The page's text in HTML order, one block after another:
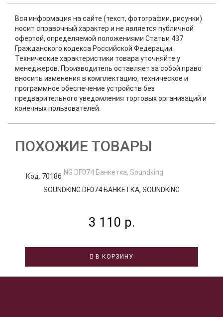
Вся информация на сайте (текст, фотографии, рисунки)
носит справочный характер и не является публичной
офертой, определяемой положениями Статьи 437
Гражданского кодекса Российской Федерации.
Технические характеристики товара уточняйте у
менеджеров. Производитель оставляет за собой право
вносить изменения в комплектацию, техническое и
программное обеспечение устройств без
предварительного уведомления торговых организаций и
конечных пользователей.
ПОХОЖИЕ ТОВАРЫ
Код: 70186
SOUNDKING DF074 БАНКЕТКА, SOUNDKING
3 110 р.
В КОРЗИНУ